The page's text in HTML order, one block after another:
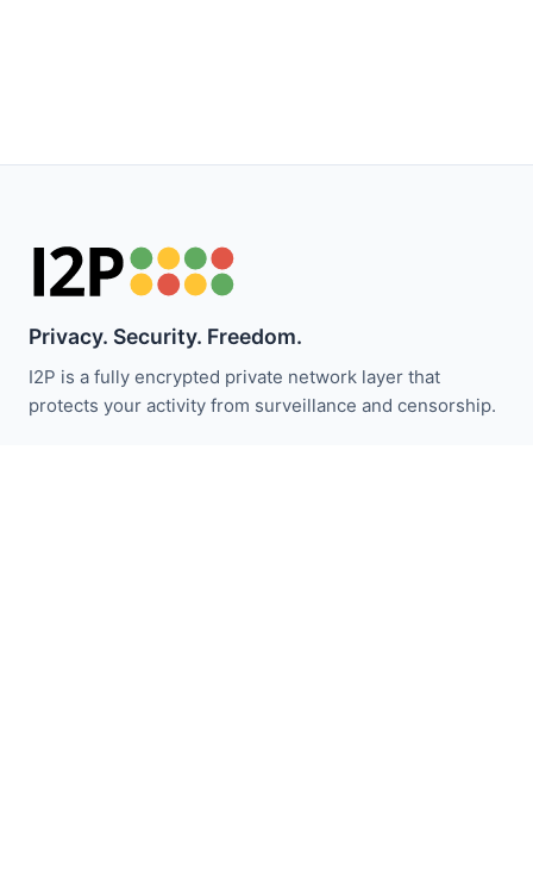
Privacy. Security. Freedom.
I2P is a fully encrypted private network layer that
protects your activity from surveillance and censorship.